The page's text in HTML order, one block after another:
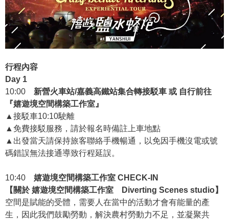
行程內容
Day 1
10:00 新營火車站/嘉義高鐵站集合轉接駁車 或 自行前往
『嬉遊境空間構築工作室』
▲接駁車10:10駛離
▲免費接駁服務，請於報名時備註上車地點
▲出發當天請保持旅客聯絡手機暢通，以免因手機沒電或號
碼錯誤無法接通導致行程延誤。
10:40 嬉遊境空間構築工作室 CHECK-IN
【關於 嬉遊境空間構築工作室 Diverting Scenes studio】
空間是賦能的受體，需要人在當中的活動才會有能量的產
生，因此我們鼓勵勞動，解決農村勞動力不足，並凝聚共